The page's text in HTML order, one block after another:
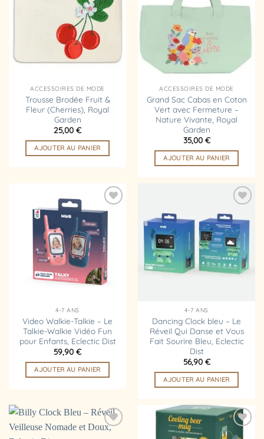
liste
d’envies
ACCESSOIRES DE MODE
Trousse Brodée Fruit &
Fleur (Cherries), Royal
Garden
25,00 €
AJOUTER AU PANIER
liste
ACCESSOIRES DE MODE
Grand Sac Cabas en Coton
Vert avec Fermeture –
Nature Vivante, Royal
Garden
35,00 €
AJOUTER AU PANIER
Ajouter
liste
d’envies
4-7 ANS
Video Walkie-Talkie – Le
Talkie-Walkie Vidéo Fun
pour Enfants, Eclectic Dist
59,90 €
AJOUTER AU PANIER
Ajouter
à la
liste
d’envies
4-7 ANS
Dancing Clock bleu – Le
Réveil Qui Danse et Vous
Fait Sourire Bleu, Eclectic
Dist
56,90 €
AJOUTER AU PANIER
Ajouter
Ajouter